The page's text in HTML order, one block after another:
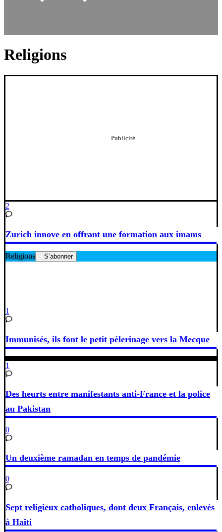
Religions
2
Zurich innove en offrant une formation aux imams
Religions S’abonner
1
Immunisés, ils font le petit pèlerinage vers la Mecque
1
Des heurts entre manifestants anti-France et la police
au Pakistan
0
Un deuxième ramadan en temps de pandémie
0
Sept religieux catholiques, dont deux Français, enlevés
à Haïti